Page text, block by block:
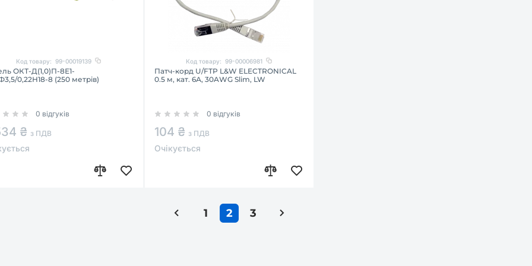
Код товару: 99-00019139
ОКТ-Д(1,0)П-8Е1-
0,22Н18-8 (250 метрів)
0 відгуків
₴ з ПДВ
Код товару: 99-00006981
Патч-корд U/FTP L&W ELECTRONICAL
0.5 м, кат. 6А, 30AWG Slim, LW
0 відгуків
104 ₴ з ПДВ
Очікується
1 2 3